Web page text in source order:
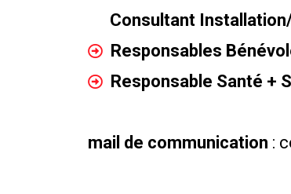
Consultant
Responsables
Responsable Santé +
mail de communication :